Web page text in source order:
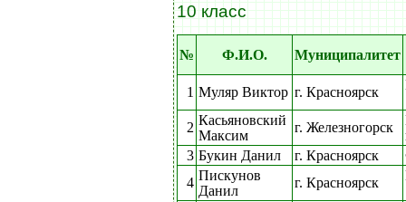
10 класс
№ Ф.И.О. Муниципалитет
1 Муляр Виктор г. Красноярск
2 Касьяновский
Максим
г. Железногорск
3 Букин Данил г. Красноярск
4 Пискунов
Данил
г. Красноярск